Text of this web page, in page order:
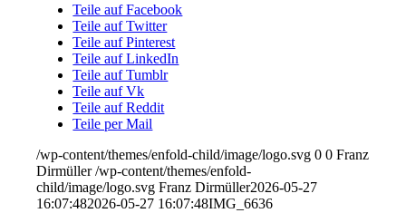
Teile auf Facebook
Teile auf Twitter
Teile auf Pinterest
Teile auf LinkedIn
Teile auf Tumblr
Teile auf Vk
Teile auf Reddit
Teile per Mail
/wp-content/themes/enfold-child/image/logo.svg 0 0 Franz
Dirmüller /wp-content/themes/enfold-
child/image/logo.svg Franz Dirmüller2026-05-27
16:07:482026-05-27 16:07:48IMG_6636